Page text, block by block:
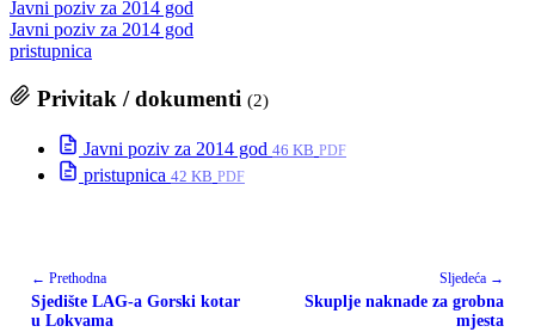
Javni poziv za 2014 god
Javni poziv za 2014 god
pristupnica
Privitak / dokumenti (2)
Javni poziv za 2014 god 46 KB PDF
pristupnica 42 KB PDF
← Prethodna
Sjedište LAG-a Gorski kotar
u Lokvama
Sljedeća →
Skuplje naknade za grobna
mjesta